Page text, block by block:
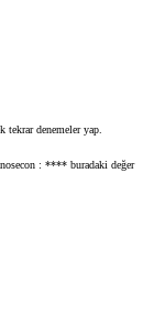
tekrar denemeler yap.
: **** buradaki değer